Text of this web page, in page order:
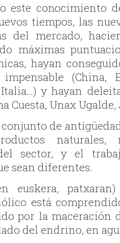
este conocimiento
tiempos, las
del mercado,
máximas
hayan
(China,
y hayan
Cuesta, Unax
de
naturales,
sector, y el
sean diferentes.
euskera,
está
por la maceración
del endrino, en